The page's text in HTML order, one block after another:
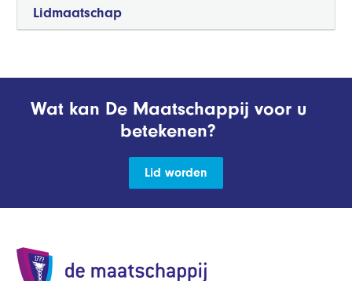
Lidmaatschap
Wat kan De Maatschappij voor u
betekenen?
Lid worden